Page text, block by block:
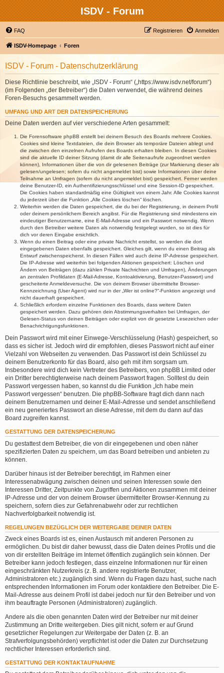
ISDV - Forum
FAQ Anmelden
Registrieren
ISDV-Homepage Foren
ISDV - Forum - Datenschutzerklärung
Diese Richtlinie beschreibt, wie „ISDV - Forum“ („https://www.isdv.net/forum“)
(im Folgenden „der Betreiber“) die Daten verwendet, die während deines
Foren-Besuchs gesammelt werden.
UMFANG UND ART DER DATENSPEICHERUNG
Deine Daten werden auf vier verschiedene Arten gesammelt:
Die Forensoftware phpBB erstellt bei deinem Besuch des Boards mehrere Cookies.
Cookies sind kleine Textdateien, die dein Browser als temporäre Dateien ablegt und
die zwischen den einzelnen Aufrufen des Boards erhalten bleiben. In diesen Cookies
sind die aktuelle ID deiner Sitzung (damit dir alle Seitenaufrufe zugeordnet werden
können), Informationen über die von dir gelesenen Beiträge (zur Markierung dieser als
gelesen/ungelesen; sofern du nicht angemeldet bist) sowie Informationen über deine
Teilnahme an Umfragen (sofern du nicht angemeldet bist) gespeichert. Ferner werden
deine Benutzer-ID, ein Authentifizierungsschlüssel und eine Session-ID gespeichert.
Die Cookies haben standardmäßig eine Gültigkeit von einem Jahr. Alle Cookies kannst
du jederzeit über die Funktion „Alle Cookies löschen“ löschen.
Weiterhin werden die Daten gespeichert, die du bei der Registrierung, in deinem Profil
oder deinem persönlichem Bereich angibst. Für die Registrierung sind mindestens ein
eindeutiger Benutzername, eine E-Mail-Adresse und ein Passwort notwendig. Wenn
durch den Betreiber weitere Daten als notwendig festgelegt wurden, so ist dies für
dich vor deren Eingabe ersichtlich.
Wenn du einen Beitrag oder eine private Nachricht erstellst, so werden die dort
eingegebenen Daten ebenfalls gespeichert. Gleiches gilt, wenn du einen Beitrag als
Entwurf zwischenspeicherst. In diesen Fällen wird auch deine IP-Adresse gespeichert.
Die IP-Adresse wird weiterhin bei folgenden Aktionen gespeichert: Löschen und
Ändern von Beiträgen (dazu zählen Private Nachrichten und Umfragen), Änderungen
an zentralen Profildaten (E-Mail-Adresse, Kontoaktivierung, Benutzer-Passwort) und
gescheiterte Anmeldeversuche. Die von deinem Browser übermittelte Browser-
Kennzeichnung (User Agent) wird nur in der „Wer ist online?“-Funktion angezeigt und
nicht dauerhaft gespeichert.
Schließlich erfordern einzelne Funktionen des Boards, dass weitere Daten
gespeichert werden. Dazu gehören dein Abstimmungsverhalten bei Umfragen, der
Gelesen-Status von deinen Beiträgen oder explizit von dir gesetzte Lesezeichen oder
Benachrichtigungsfunktionen.
Dein Passwort wird mit einer Einwege-Verschlüsselung (Hash) gespeichert, so
dass es sicher ist. Jedoch wird dir empfohlen, dieses Passwort nicht auf einer
Vielzahl von Webseiten zu verwenden. Das Passwort ist dein Schlüssel zu
deinem Benutzerkonto für das Board, also geh mit ihm sorgsam um.
Insbesondere wird dich kein Vertreter des Betreibers, von phpBB Limited oder
ein Dritter berechtigterweise nach deinem Passwort fragen. Solltest du dein
Passwort vergessen haben, so kannst du die Funktion „Ich habe mein
Passwort vergessen“ benutzen. Die phpBB-Software fragt dich dann nach
deinem Benutzernamen und deiner E-Mail-Adresse und sendet anschließend
ein neu generiertes Passwort an diese Adresse, mit dem du dann auf das
Board zugreifen kannst.
GESTATTUNG DER DATENSPEICHERUNG
Du gestattest dem Betreiber, die von dir eingegebenen und oben näher
spezifizierten Daten zu speichern, um das Board betreiben und anbieten zu
können.
Darüber hinaus ist der Betreiber berechtigt, im Rahmen einer
Interessenabwägung zwischen deinen und seinen Interessen sowie den
Interessen Dritter, Zeitpunkte von Zugriffen und Aktionen zusammen mit deiner
IP-Adresse und der von deinem Browser übermittelter Browser-Kennung zu
speichern, sofern dies zur Gefahrenabwehr oder zur rechtlichen
Nachverfolgbarkeit notwendig ist.
REGELUNGEN BEZÜGLICH DER WEITERGABE DEINER DATEN
Zweck eines Boards ist es, einen Austausch mit anderen Personen zu
ermöglichen. Du bist dir daher bewusst, dass die Daten deines Profils und die
von dir erstellten Beiträge im Internet öffentlich zugänglich sein können. Der
Betreiber kann jedoch festlegen, dass einzelne Informationen nur für einen
eingeschränkten Nutzerkreis (z. B. andere registrierte Benutzer,
Administratoren etc.) zugänglich sind. Wenn du Fragen dazu hast, suche nach
entsprechenden Informationen im Forum oder kontaktiere den Betreiber. Die E-
Mail-Adresse aus deinem Profil ist dabei jedoch nur für den Betreiber und von
ihm beauftragte Personen (Administratoren) zugänglich.
Andere als die oben genannten Daten wird der Betreiber nur mit deiner
Zustimmung an Dritte weitergeben. Dies gilt nicht, sofern er auf Grund
gesetzlicher Regelungen zur Weitergabe der Daten (z. B. an
Strafverfolgungsbehörden) verpflichtet ist oder die Daten zur Durchsetzung
rechtlicher Interessen erforderlich sind.
GESTATTUNG DER KONTAKTAUFNAHME